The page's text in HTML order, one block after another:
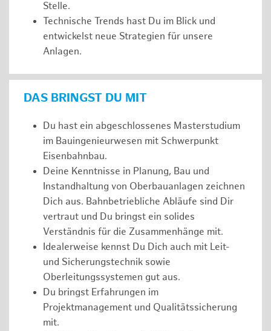
Stelle.
Technische Trends hast Du im Blick und
entwickelst neue Strategien für unsere
Anlagen.
DAS BRINGST DU MIT
Du hast ein abgeschlossenes Masterstudium
im Bauingenieurwesen mit Schwerpunkt
Eisenbahnbau.
Deine Kenntnisse in Planung, Bau und
Instandhaltung von Oberbauanlagen zeichnen
Dich aus. Bahnbetriebliche Abläufe sind Dir
vertraut und Du bringst ein solides
Verständnis für die Zusammenhänge mit.
Idealerweise kennst Du Dich auch mit Leit-
und Sicherungstechnik sowie
Oberleitungssystemen gut aus.
Du bringst Erfahrungen im
Projektmanagement und Qualitätssicherung
mit.